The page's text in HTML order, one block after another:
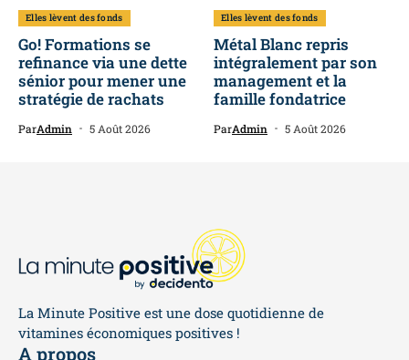
Elles lèvent des fonds
Go! Formations se
refinance via une dette
sénior pour mener une
stratégie de rachats
ParAdmin 5 Août 2026
Elles lèvent des fonds
Métal Blanc repris
intégralement par son
management et la
famille fondatrice
ParAdmin 5 Août 2026
La Minute Positive est une dose quotidienne de
vitamines économiques positives !
A propos